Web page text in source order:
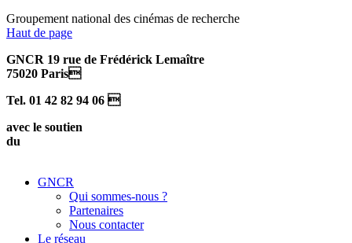
Groupement national des cinémas de recherche
Haut de page
GNCR 19 rue de Frédérick Lemaître
75020 Paris
Tel. 01 42 82 94 06 
avec le soutien
du
GNCR
Qui sommes-nous ?
Partenaires
Nous contacter
Le réseau